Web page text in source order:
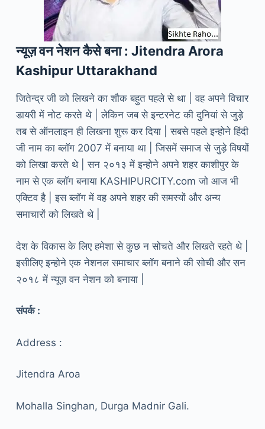
न्यूज़ वन नेशन कैसे बना : Jitendra Arora
Kashipur Uttarakhand
जितेन्द्र जी को लिखने का शौक बहुत पहले से था | वह अपने विचार
डायरी में नोट करते थे | लेकिन जब से इन्टरनेट की दुनियां से जुड़े
तब से ऑनलाइन ही लिखना शुरू कर दिया | सबसे पहले इन्होने हिंदी
जी नाम का ब्लॉग 2007 में बनाया था | जिसमें समाज से जुड़े विषयों
को लिखा करते थे | सन २०१३ में इन्होने अपने शहर काशीपुर के
नाम से एक ब्लॉग बनाया KASHIPURCITY.com जो आज भी
एक्टिव है | इस ब्लॉग में वह अपने शहर की समस्यों और अन्य
समाचारों को लिखते थे |
देश के विकास के लिए हमेशा से कुछ न सोचते और लिखते रहते थे |
इसीलिए इन्होने एक नेशनल समाचार ब्लॉग बनाने की सोची और सन
२०१८ में न्यूज़ वन नेशन को बनाया |
संपर्क :
Address :
Jitendra Aroa
Mohalla Singhan, Durga Madnir Gali.